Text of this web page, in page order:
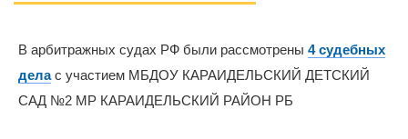
В арбитражных судах РФ были рассмотрены 4 судебных
делас участием МБДОУ КАРАИДЕЛЬСКИЙ ДЕТСКИЙ
САД №2 МР КАРАИДЕЛЬСКИЙ РАЙОН РБ